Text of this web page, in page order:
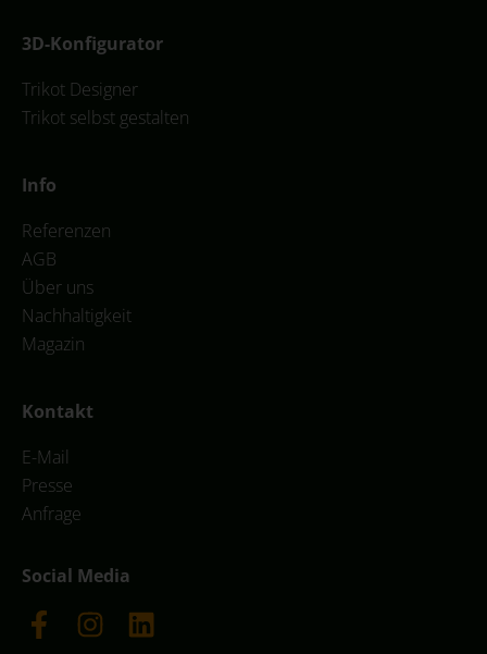
3D-Konfigurator
Trikot Designer
Trikot selbst gestalten
Info
Referenzen
AGB
Über uns
Nachhaltigkeit
Magazin
Kontakt
E-Mail
Presse
Anfrage
Social Media